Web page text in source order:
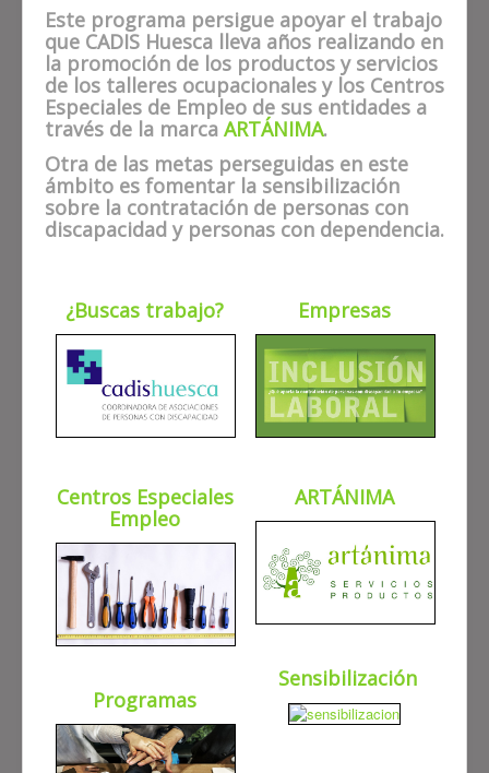
Este programa persigue apoyar el trabajo
que CADIS Huesca lleva años realizando en
la promoción de los productos y servicios
de los talleres ocupacionales y los Centros
Especiales de Empleo de sus entidades a
través de la marca ARTÁNIMA.
Otra de las metas perseguidas en este
ámbito es fomentar la sensibilización
sobre la contratación de personas con
discapacidad y personas con dependencia.
¿Buscas trabajo?
Centros Especiales
Empleo
Programas
Empresas
ARTÁNIMA
Sensibilización